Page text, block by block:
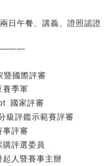
日午餐、講義
證照認證
暨國際評審
賽季軍
國家評審
級評鑑示範賽評審
事評審
評選委員
起人暨賽事主辦